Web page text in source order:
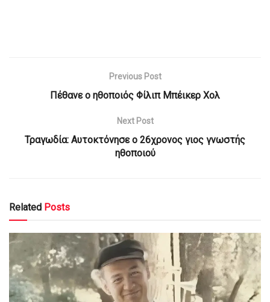
Previous Post
Πέθανε ο ηθοποιός Φίλιπ Μπέικερ Χολ
Next Post
Τραγωδία: Αυτοκτόνησε ο 26χρονος γιος γνωστής
ηθοποιού
Related Posts